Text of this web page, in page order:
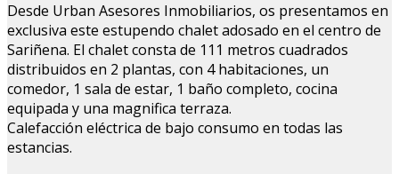
Desde Urban Asesores Inmobiliarios, os presentamos en
exclusiva este estupendo chalet adosado en el centro de
Sariñena. El chalet consta de 111 metros cuadrados
distribuidos en 2 plantas, con 4 habitaciones, un
comedor, 1 sala de estar, 1 baño completo, cocina
equipada y una magnifica terraza.
Calefacción eléctrica de bajo consumo en todas las
estancias.